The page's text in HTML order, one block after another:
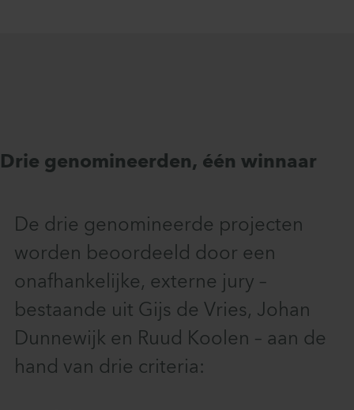
Drie genomineerden, één winnaar
De drie genomineerde projecten
worden beoordeeld door een
onafhankelijke, externe jury –
bestaande uit Gijs de Vries, Johan
Dunnewijk en Ruud Koolen – aan de
hand van drie criteria: